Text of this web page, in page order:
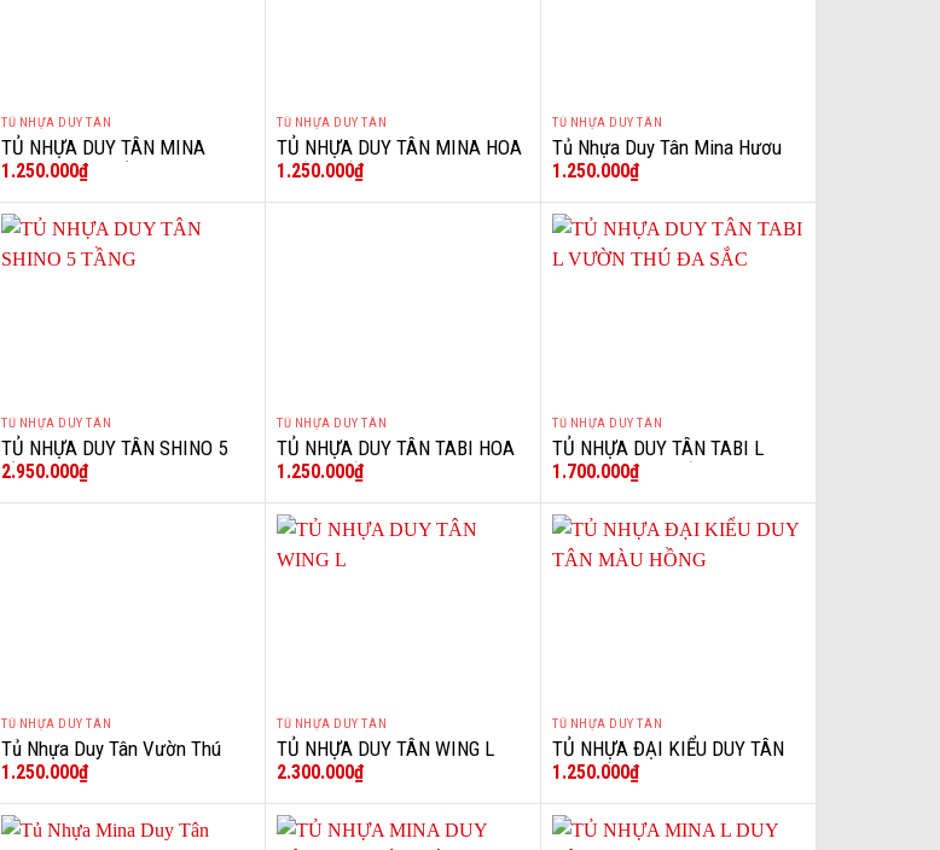
+
TỦ NHỰA DUY TÂN
TỦ NHỰA DUY TÂN MINA
DƯƠNG VOI 5 TẦNG 6 NGĂN
1.250.000₫
+
TỦ NHỰA DUY TÂN
TỦ NHỰA DUY TÂN MINA HOA
BƯỞI TRẮNG
1.250.000₫
+
TỦ NHỰA DUY TÂN
Tủ Nhựa Duy Tân Mina Hươu
Kem
1.250.000₫
+
TỦ NHỰA DUY TÂN
TỦ NHỰA DUY TÂN SHINO 5
TẦNG
2.950.000₫
+
TỦ NHỰA DUY TÂN
TỦ NHỰA DUY TÂN TABI HOA
NGỌC TRẮNG
1.250.000₫
+
TỦ NHỰA DUY TÂN
TỦ NHỰA DUY TÂN TABI L
VƯỜN THÚ ĐA SẮC
1.700.000₫
+
TỦ NHỰA DUY TÂN
Tủ Nhựa Duy Tân Vườn Thú
Mina Kem
1.250.000₫
+
TỦ NHỰA DUY TÂN
TỦ NHỰA DUY TÂN WING L
2.300.000₫
+
TỦ NHỰA DUY TÂN
TỦ NHỰA ĐẠI KIỂU DUY TÂN
MÀU HỒNG
1.250.000₫